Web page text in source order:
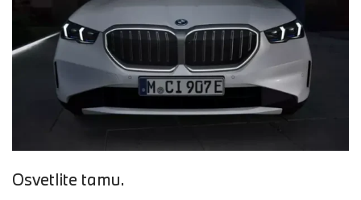
Osvetlite tamu.